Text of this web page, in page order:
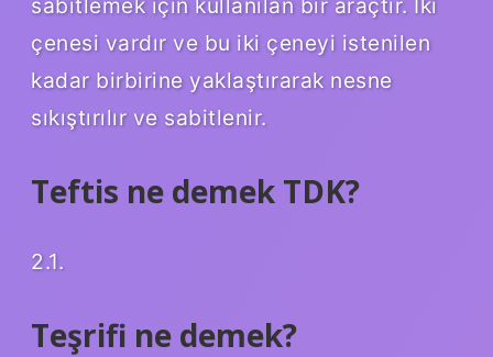
sabitlemek için kullanılan bir araçtır. İki
çenesi vardır ve bu iki çeneyi istenilen
kadar birbirine yaklaştırarak nesne
sıkıştırılır ve sabitlenir.
Teftis ne demek TDK?
2.1.
Teşrifi ne demek?